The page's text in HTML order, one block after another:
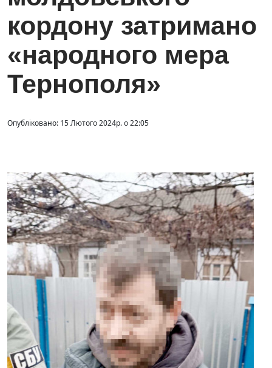
кордону затримано
«народного мера
Тернополя»
Опубліковано: 15 Лютого 2024р. о 22:05